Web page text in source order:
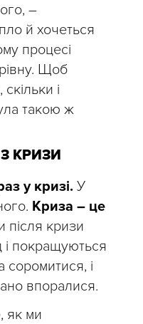
–
й хочеться
процесі
Щоб
і
такою ж
КРИЗИ
у кризі. У
Криза – це
після кризи
і покращуються
і
впоралися.
як ми